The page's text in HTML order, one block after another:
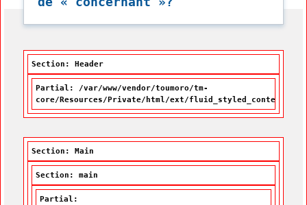
Section: Header
Partial: /var/www/vendor/toumoro/tm-
core/Resources/Private/html/ext/fluid_styled_content/
Section: Main
Section: main
Partial: